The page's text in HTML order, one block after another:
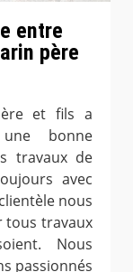
entre
père
et fils a
bonne
travaux de
avec
nous
tous travaux
Nous
passionnés